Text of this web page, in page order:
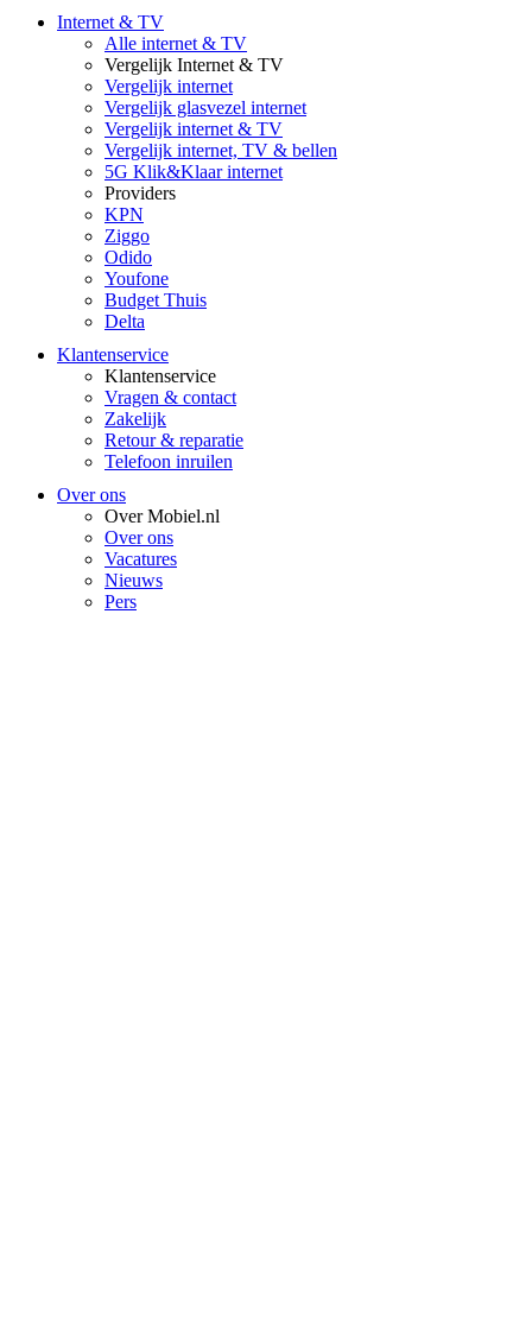
Internet & TV
Alle internet & TV
Vergelijk Internet & TV
Vergelijk internet
Vergelijk glasvezel internet
Vergelijk internet & TV
Vergelijk internet, TV & bellen
5G Klik&Klaar internet
Providers
KPN
Ziggo
Odido
Youfone
Budget Thuis
Delta
Klantenservice
Klantenservice
Vragen & contact
Zakelijk
Retour & reparatie
Telefoon inruilen
Over ons
Over Mobiel.nl
Over ons
Vacatures
Nieuws
Pers